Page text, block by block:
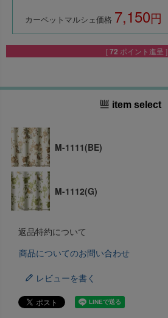
カーペットマルシェ価格 7,150
[ 72 ポイント進呈 ]
item select
M-1111(BE)
M-1112(G)
返品特約について
商品についてのお問い合わせ
レビューを書く